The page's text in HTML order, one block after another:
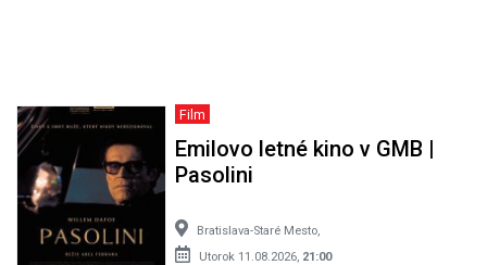
Film
Emilovo letné kino v GMB |
Pasolini
Bratislava-Staré Mesto,
Utorok 11.08.2026, 21:00